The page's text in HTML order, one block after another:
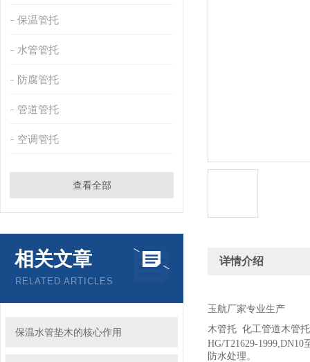
保温管托
水管管托
防腐管托
管道管托
空调管托
查看全部
相关文章
RELATED ARTICLES
保温水管垫木的核心作用
详情介绍
玉航厂家专业生产
木管托 化工管道木管
HG/T21629-1999,DN10
防水处理。